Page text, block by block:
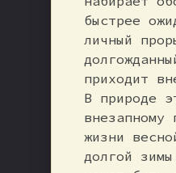
быстрее
личный
приходит
В природе
внезапному
жизни
долгой